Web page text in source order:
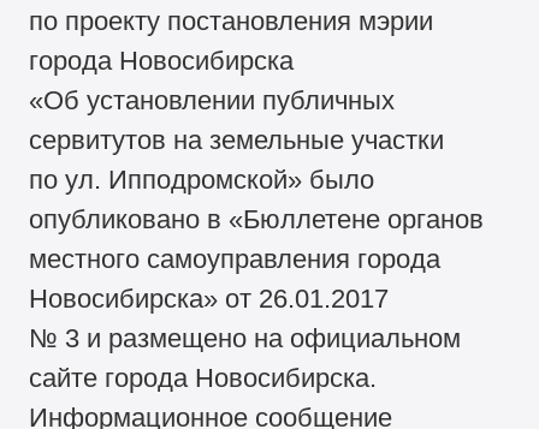
по проекту постановления мэрии
города Новосибирска
«Об установлении публичных
сервитутов на земельные участки
по ул. Ипподромской» было
опубликовано в «Бюллетене органов
местного самоуправления города
Новосибирска» от 26.01.2017
№ 3 и размещено на официальном
сайте города Новосибирска.
Информационное сообщение